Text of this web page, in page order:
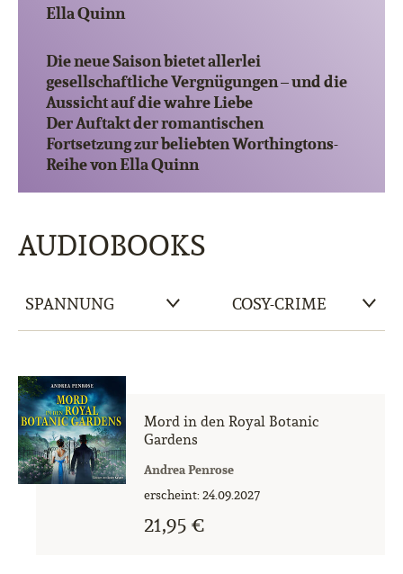
Ella Quinn
Die neue Saison bietet allerlei
gesellschaftliche Vergnügungen – und die
Aussicht auf die wahre Liebe
Der Auftakt der romantischen
Fortsetzung zur beliebten Worthingtons-
Reihe von Ella Quinn
AUDIOBOOKS
Mord in den Royal Botanic
Gardens
Andrea Penrose
erscheint: 24.09.2027
21,95 €